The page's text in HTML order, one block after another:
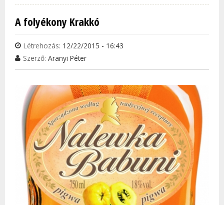
A folyékony Krakkó
Létrehozás: 12/22/2015 - 16:43
Szerző: Aranyi Péter